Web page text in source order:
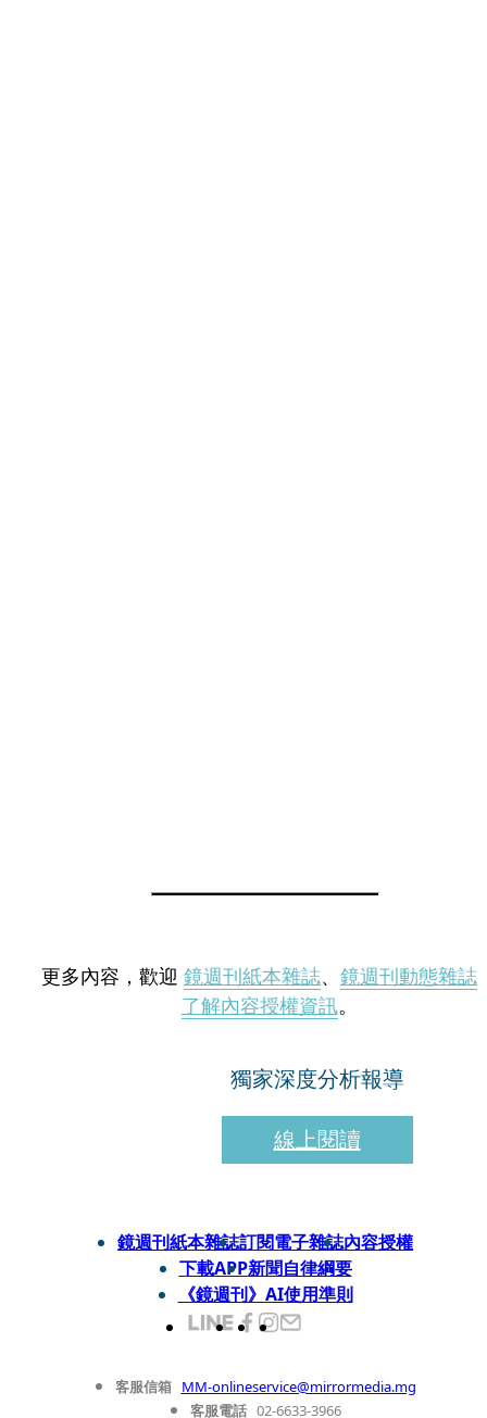
更多內容，歡迎 鏡週刊紙本雜誌、 鏡週刊動態雜誌
了解內容授權資訊。
獨家深度分析報導
線上閱讀
鏡週刊紙本雜誌訂閱電子雜誌內容授權
下載APP新聞自律綱要
《鏡週刊》AI使用準則
客服信箱 MM-onlineservice@mirrormedia.mg
客服電話 02-6633-3966